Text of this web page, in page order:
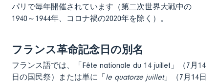
パリで毎年開催されています（第二次世界大戦中の
1940～1944年、コロナ禍の2020年を除く）。
フランス革命記念日の別名
フランス語では、「Fête nationale du 14 juillet」（7月14
日の国民祭）または単に「 le quatorze juillet」（7月14日